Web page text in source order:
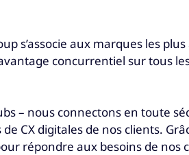
s’associe aux marques les
concurrentiel sur tous
– nous connectons en toute
CX digitales de nos clients.
répondre aux besoins de nos